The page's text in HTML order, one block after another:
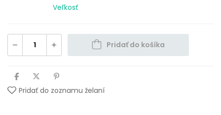
Veľkosť
Pridať do košíka
Pridať do zoznamu želaní